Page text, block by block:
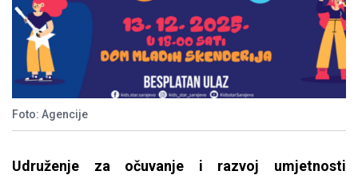
Foto: Agencije
Udruženje za očuvanje i razvoj umjetnosti